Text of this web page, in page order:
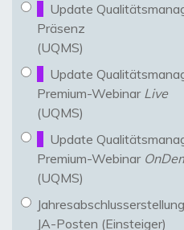
Update
Präsenz
(UQMS)
Update
Premium-Webinar Live
(UQMS)
Update
Premium-Webinar
(UQMS)
JA-Posten (Einsteiger)